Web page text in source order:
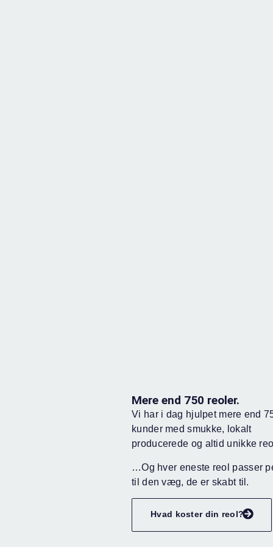
Mere end 750 reoler.
Vi har i dag hjulpet mere end
kunder med smukke, lokalt
producerede og altid unikke
…Og hver eneste reol passer
til den væg, de er skabt til.
Hvad koster din reol?